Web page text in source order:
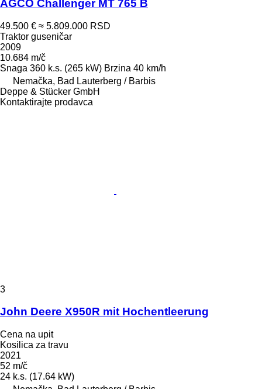
AGCO Challenger MT 765 B
49.500 € ≈ 5.809.000 RSD
Traktor guseničar
2009
10.684 m/č
Snaga 360 k.s. (265 kW) Brzina 40 km/h
Nemačka, Bad Lauterberg / Barbis
Deppe & Stücker GmbH
Kontaktirajte prodavca
3
John Deere X950R mit Hochentleerung
Cena na upit
Kosilica za travu
2021
52 m/č
24 k.s. (17.64 kW)